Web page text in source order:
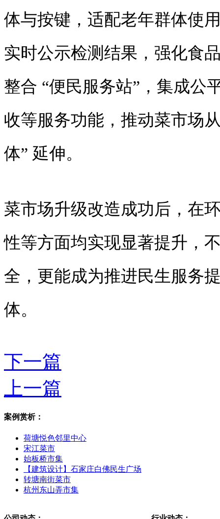
体与按键，适配老年群体使
实时公示检测结果，强化食
整合 “便民服务站”，集成公
收等服务功能，推动菜市场
体” 延伸。
菜市场升级改造成功后，在
性等方面均实现显著提升，
全，更能成为推进民生服务
体。
下一篇
上一篇
案例赏析：
荷塘悦色邻里中心
宋江菜市
始板桥市集
【建筑设计】石家庄白佛民生广场
转塘南街菜市
杭州东山弄市集